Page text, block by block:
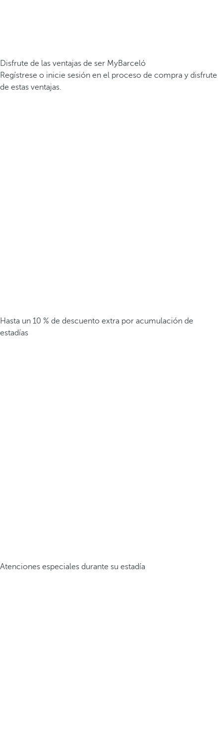
Disfrute de las ventajas de ser MyBarceló
Regístrese o inicie sesión en el proceso de compra y disfrute
de estas ventajas.
Hasta un 10 % de descuento extra por acumulación de
estadías
Atenciones especiales durante su estadía